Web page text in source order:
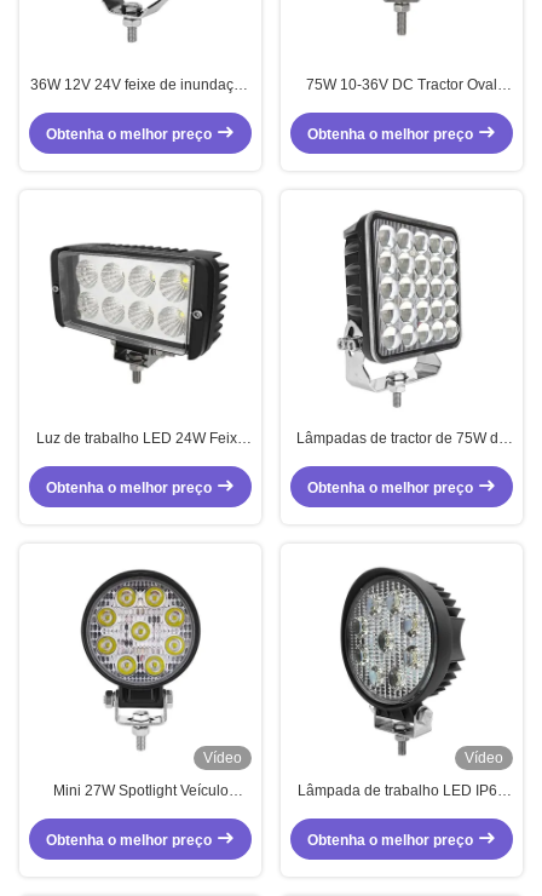
36W 12V 24V feixe de inundação
de trabalho
Obtenha o melhor preço
75W 10-36V DC Tractor Oval
Obtenha o melhor preço
Luz de trabalho LED 24W Feixe
Trucks Tractor
Obtenha o melhor preço
Lâmpadas de tractor de 75W de
IP67 com caixa de alumínio
Obtenha o melhor preço
Vídeo
Mini 27W Spotlight Veículo
China
Obtenha o melhor preço
Vídeo
Lâmpada de trabalho LED IP67
Obtenha o melhor preço